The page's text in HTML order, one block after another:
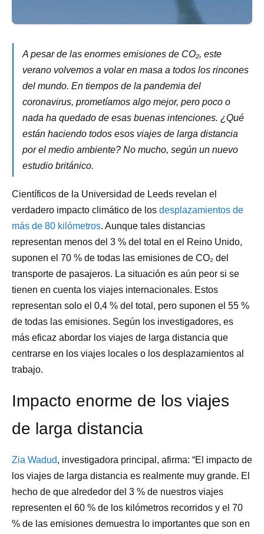
A pesar de las enormes emisiones de CO₂, este
verano volvemos a volar en masa a todos los rincones
del mundo. En tiempos de la pandemia del
coronavirus, prometíamos algo mejor, pero poco o
nada ha quedado de esas buenas intenciones. ¿Qué
están haciendo todos esos viajes de larga distancia
por el medio ambiente? No mucho, según un nuevo
estudio británico.
Científicos de la Universidad de Leeds revelan el
verdadero impacto climático de los desplazamientos de
más de 80 kilómetros. Aunque tales distancias
representan menos del 3 % del total en el Reino Unido,
suponen el 70 % de todas las emisiones de CO₂ del
transporte de pasajeros. La situación es aún peor si se
tienen en cuenta los viajes internacionales. Estos
representan solo el 0,4 % del total, pero suponen el 55 %
de todas las emisiones. Según los investigadores, es
más eficaz abordar los viajes de larga distancia que
centrarse en los viajes locales o los desplazamientos al
trabajo.
Impacto enorme de los viajes
de larga distancia
Zia Wadud, investigadora principal, afirma: “El impacto de
los viajes de larga distancia es realmente muy grande. El
hecho de que alrededor del 3 % de nuestros viajes
representen el 60 % de los kilómetros recorridos y el 70
% de las emisiones demuestra lo importantes que son en